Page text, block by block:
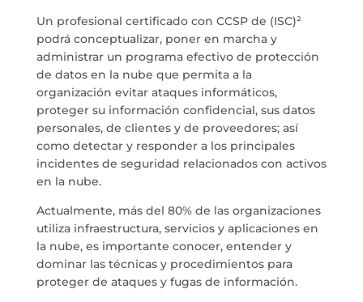
Un profesional certificado con CCSP de (ISC)²
podrá conceptualizar, poner en marcha y
administrar un programa efectivo de protección
de datos en la nube que permita a la
organización evitar ataques informáticos,
proteger su información confidencial, sus datos
personales, de clientes y de proveedores; así
como detectar y responder a los principales
incidentes de seguridad relacionados con activos
en la nube.
Actualmente, más del 80% de las organizaciones
utiliza infraestructura, servicios y aplicaciones en
la nube, es importante conocer, entender y
dominar las técnicas y procedimientos para
proteger de ataques y fugas de información.